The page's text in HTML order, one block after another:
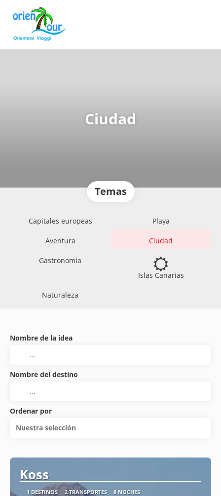
Ciudad
Temas
Capitales europeas Playa
Aventura Ciudad
Gastronomía
Islas Canarias
Naturaleza
Nombre de la idea
Nombre del destino
Ordenar por
Nuestra selección
Koss
1 DESTINOS 2 TRANSPORTES 8 NOCHES